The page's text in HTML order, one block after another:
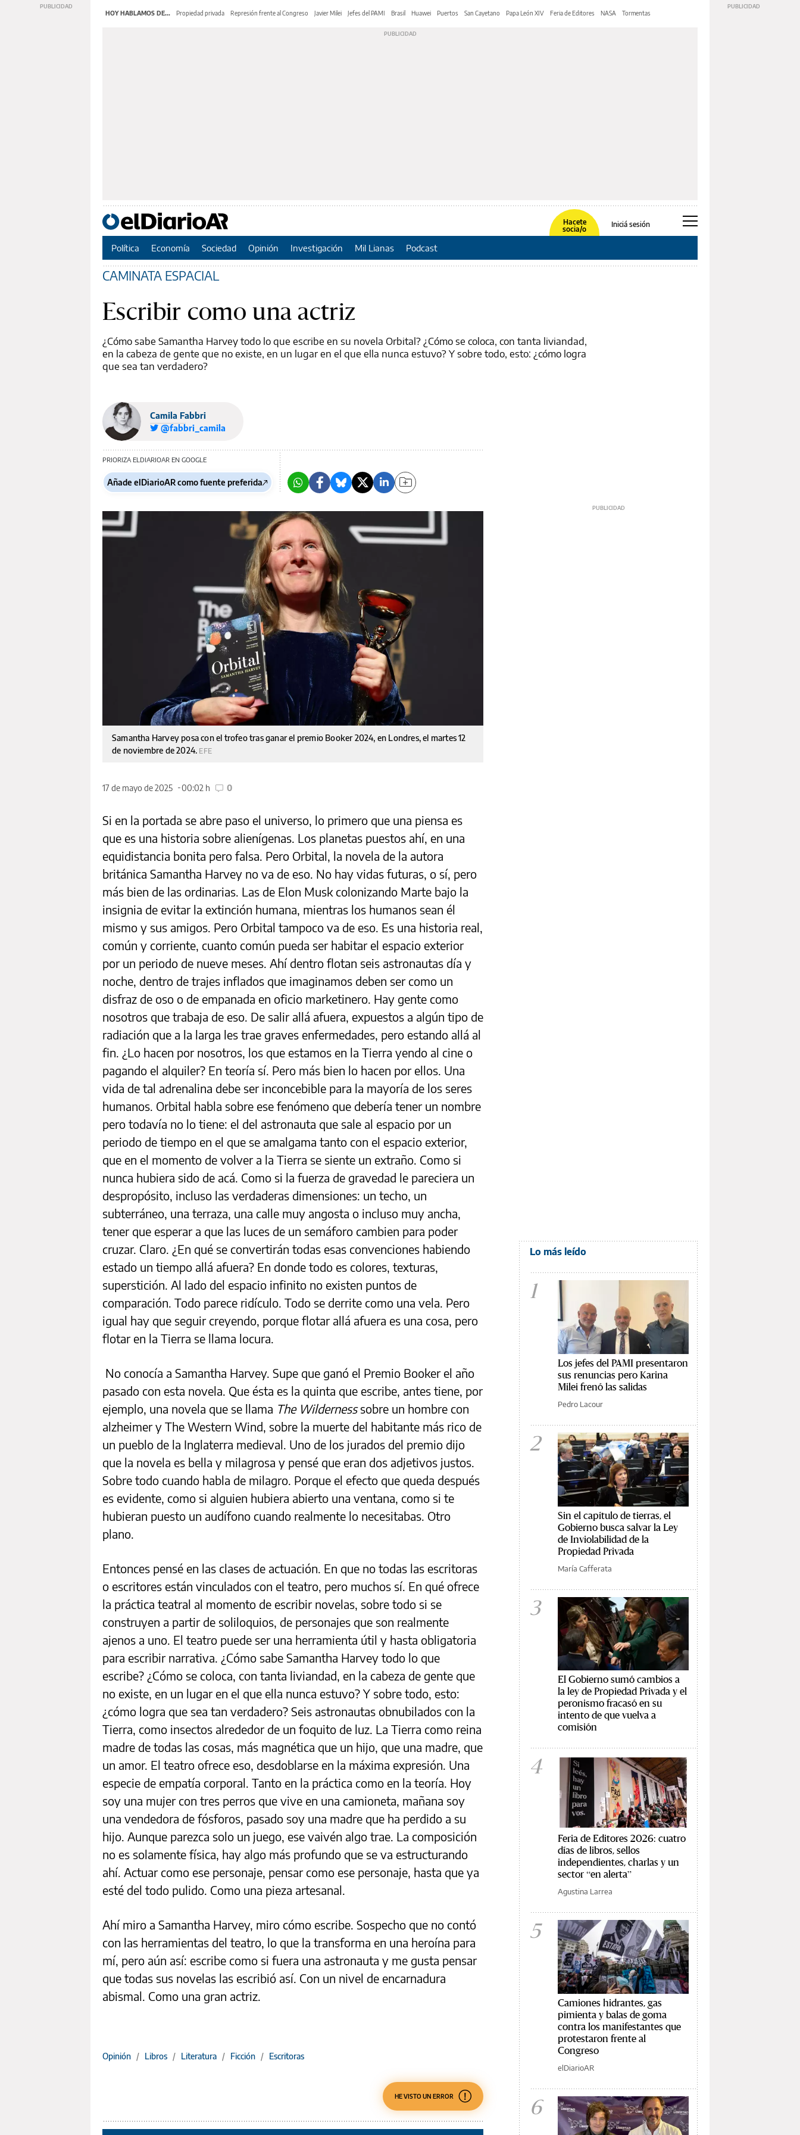
HOY HABLAMOS DE... Propiedad privada Represión frente al Congreso Javier Milei Jefes del PAMI Brasil Huawei Puertos San Cayetano Papa León XIV Feria de Editores NASA Tormentas
Hacete
socia/o
Iniciá sesión
Política Economía Sociedad Opinión Investigación Mil Lianas Podcast
CAMINATA ESPACIAL
Escribir como una actriz
¿Cómo sabe Samantha Harvey todo lo que escribe en su novela Orbital? ¿Cómo se coloca, con tanta liviandad,
en la cabeza de gente que no existe, en un lugar en el que ella nunca estuvo? Y sobre todo, esto: ¿cómo logra
que sea tan verdadero?
Camila Fabbri
@fabbri_camila
PRIORIZA ELDIARIOAR EN GOOGLE
Añade elDiarioAR como fuente preferida
Samantha Harvey posa con el trofeo tras ganar el premio Booker 2024, en Londres, el martes 12
de noviembre de 2024. EFE
17 de mayo de 2025 00:02 h 0
Si en la portada se abre paso el universo, lo primero que una piensa es
que es una historia sobre alienígenas. Los planetas puestos ahí, en una
equidistancia bonita pero falsa. Pero Orbital, la novela de la autora
británica Samantha Harvey no va de eso. No hay vidas futuras, o sí, pero
más bien de las ordinarias. Las de Elon Musk colonizando Marte bajo la
insignia de evitar la extinción humana, mientras los humanos sean él
mismo y sus amigos. Pero Orbital tampoco va de eso. Es una historia real,
común y corriente, cuanto común pueda ser habitar el espacio exterior
por un periodo de nueve meses. Ahí dentro flotan seis astronautas día y
noche, dentro de trajes inflados que imaginamos deben ser como un
disfraz de oso o de empanada en oficio marketinero. Hay gente como
nosotros que trabaja de eso. De salir allá afuera, expuestos a algún tipo de
radiación que a la larga les trae graves enfermedades, pero estando allá al
fin. ¿Lo hacen por nosotros, los que estamos en la Tierra yendo al cine o
pagando el alquiler? En teoría sí. Pero más bien lo hacen por ellos. Una
vida de tal adrenalina debe ser inconcebible para la mayoría de los seres
humanos. Orbital habla sobre ese fenómeno que debería tener un nombre
pero todavía no lo tiene: el del astronauta que sale al espacio por un
periodo de tiempo en el que se amalgama tanto con el espacio exterior,
que en el momento de volver a la Tierra se siente un extraño. Como si
nunca hubiera sido de acá. Como si la fuerza de gravedad le pareciera un
despropósito, incluso las verdaderas dimensiones: un techo, un
subterráneo, una terraza, una calle muy angosta o incluso muy ancha,
tener que esperar a que las luces de un semáforo cambien para poder
cruzar. Claro. ¿En qué se convertirán todas esas convenciones habiendo
estado un tiempo allá afuera? En donde todo es colores, texturas,
superstición. Al lado del espacio infinito no existen puntos de
comparación. Todo parece ridículo. Todo se derrite como una vela. Pero
igual hay que seguir creyendo, porque flotar allá afuera es una cosa, pero
flotar en la Tierra se llama locura.
No conocía a Samantha Harvey. Supe que ganó el Premio Booker el año
pasado con esta novela. Que ésta es la quinta que escribe, antes tiene, por
ejemplo, una novela que se llama The Wildernesssobre un hombre con
alzheimer y The Western Wind, sobre la muerte del habitante más rico de
un pueblo de la Inglaterra medieval. Uno de los jurados del premio dijo
que la novela es bella y milagrosa y pensé que eran dos adjetivos justos.
Sobre todo cuando habla de milagro. Porque el efecto que queda después
es evidente, como si alguien hubiera abierto una ventana, como si te
hubieran puesto un audífono cuando realmente lo necesitabas. Otro
plano.
Entonces pensé en las clases de actuación. En que no todas las escritoras
o escritores están vinculados con el teatro, pero muchos sí. En qué ofrece
la práctica teatral al momento de escribir novelas, sobre todo si se
construyen a partir de soliloquios, de personajes que son realmente
ajenos a uno. El teatro puede ser una herramienta útil y hasta obligatoria
para escribir narrativa. ¿Cómo sabe Samantha Harvey todo lo que
escribe? ¿Cómo se coloca, con tanta liviandad, en la cabeza de gente que
no existe, en un lugar en el que ella nunca estuvo? Y sobre todo, esto:
¿cómo logra que sea tan verdadero? Seis astronautas obnubilados con la
Tierra, como insectos alrededor de un foquito de luz. La Tierra como reina
madre de todas las cosas, más magnética que un hijo, que una madre, que
un amor. El teatro ofrece eso, desdoblarse en la máxima expresión. Una
especie de empatía corporal. Tanto en la práctica como en la teoría. Hoy
soy una mujer con tres perros que vive en una camioneta, mañana soy
una vendedora de fósforos, pasado soy una madre que ha perdido a su
hijo. Aunque parezca solo un juego, ese vaivén algo trae. La composición
no es solamente física, hay algo más profundo que se va estructurando
ahí. Actuar como ese personaje, pensar como ese personaje, hasta que ya
esté del todo pulido. Como una pieza artesanal.
Ahí miro a Samantha Harvey, miro cómo escribe. Sospecho que no contó
con las herramientas del teatro, lo que la transforma en una heroína para
mí, pero aún así: escribe como si fuera una astronauta y me gusta pensar
que todas sus novelas las escribió así. Con un nivel de encarnadura
abismal. Como una gran actriz.
Opinión / Libros / Literatura / Ficción / Escritoras
HE VISTO UN ERROR
Lo más leído
1
Los jefes del PAMI presentaron
sus renuncias pero Karina
Milei frenó las salidas
Pedro Lacour
2
Sin el capítulo de tierras, el
Gobierno busca salvar la Ley
de Inviolabilidad de la
Propiedad Privada
María Cafferata
3
El Gobierno sumó cambios a
la ley de Propiedad Privada y el
peronismo fracasó en su
intento de que vuelva a
comisión
4
Feria de Editores 2026: cuatro
días de libros, sellos
independientes, charlas y un
sector “en alerta”
Agustina Larrea
5
Camiones hidrantes, gas
pimienta y balas de goma
contra los manifestantes que
protestaron frente al
Congreso
elDiarioAR
6